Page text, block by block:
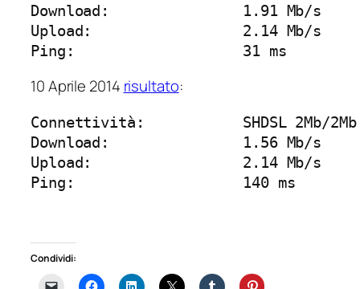
Download:		1.91 Mb/s
Upload:			2.14 Mb/s
Ping:			31 ms
10 Aprile 2014 risultato:
Connettività:		SHDSL 2Mb/2Mb
Download:		1.56 Mb/s
Upload:			2.14 Mb/s
Ping:			140 ms
Condividi: